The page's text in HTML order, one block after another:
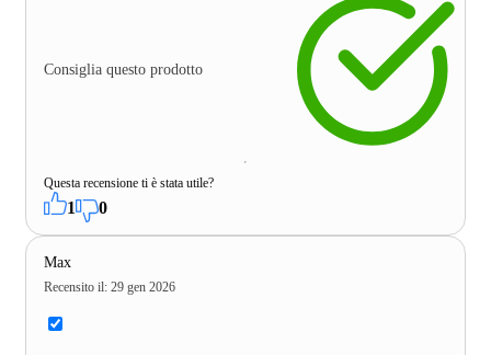
Consiglia questo prodotto
Questa recensione ti è stata utile?
1 0
Max
Recensito il: 29 gen 2026